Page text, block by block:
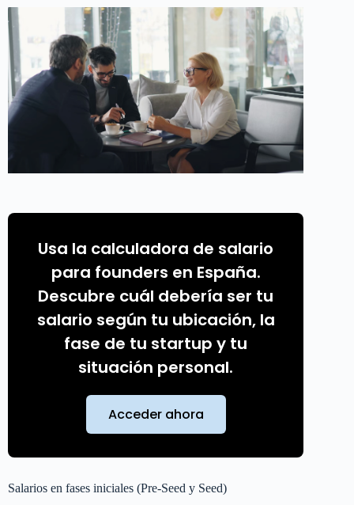
Usa la calculadora de salario
para founders en España.
Descubre cuál debería ser tu
salario según tu ubicación, la
fase de tu startup y tu
situación personal.
Acceder ahora
Salarios en fases iniciales (Pre-Seed y Seed)